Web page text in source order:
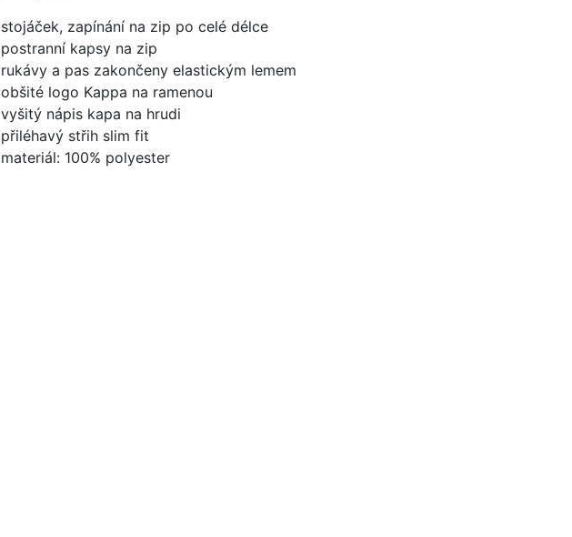
stojáček, zapínání na zip po celé délce
postranní kapsy na zip
rukávy a pas zakončeny elastickým lemem
obšité logo Kappa na ramenou
vyšitý nápis kapa na hrudi
přiléhavý střih slim fit
materiál: 100% polyester